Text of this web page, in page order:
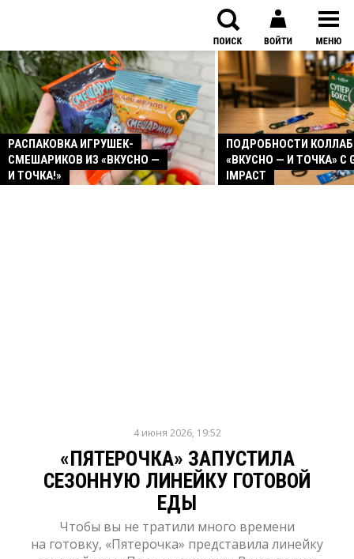
РАСПАКОВКА ИГРУШЕК-
СМЕШАРИКОВ ИЗ «ВКУСНО —
И ТОЧКА!»
ПОДРОБНОСТИ
«ВКУСНО — И ТОЧКА» С
IMPACT
4 июня 2026, 19:52
«ПЯТЕРОЧКА» ЗАПУСТИЛА
СЕЗОННУЮ ЛИНЕЙКУ ГОТОВОЙ
ЕДЫ
Чтобы вы не тратили много времени
на готовку, «Пятерочка» представила линейку